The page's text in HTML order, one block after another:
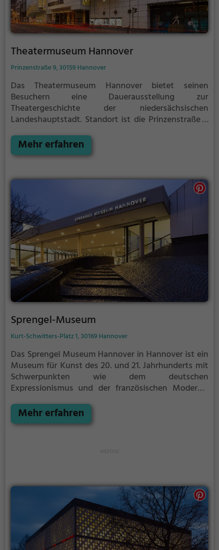
Theatermuseum Hannover
Prinzenstraße 9, 30159 Hannover
Das Theatermuseum Hannover bietet seinen
Besuchern eine Dauerausstellung zur
Theatergeschichte der niedersächsischen
Landeshauptstadt. Standort ist die Prinzenstraße 9
Eingangshalle des Schauspielhauses.
Mehr erfahren
Sprengel-Museum
Kurt-Schwitters-Platz 1, 30169 Hannover
Das Sprengel Museum Hannover in Hannover ist ein
Museum für Kunst des 20. und 21. Jahrhunderts mit
Schwerpunkten wie dem deutschen
Expressionismus und der französischen Moderne.
Nordufer des Maschsees.
Mehr erfahren